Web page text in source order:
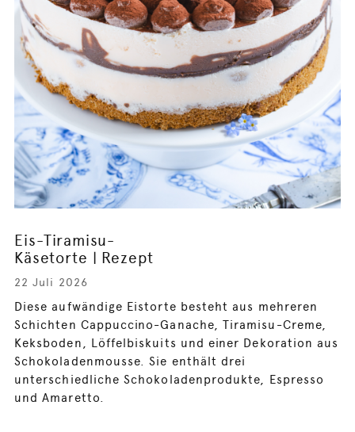
Eis-Tiramisu-
Käsetorte | Rezept
22 Juli 2026
Diese aufwändige Eistorte besteht aus mehreren
Schichten Cappuccino-Ganache, Tiramisu-Creme,
Keksboden, Löffelbiskuits und einer Dekoration aus
Schokoladenmousse. Sie enthält drei
unterschiedliche Schokoladenprodukte, Espresso
und Amaretto.